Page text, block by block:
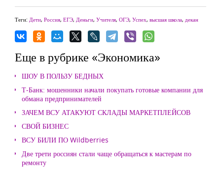
Теги: Дети, Россия, ЕГЭ, Деньги, Учителя, ОГЭ, Успех, высшая школа, декан
Еще в рубрике «Экономика»
ШОУ В ПОЛЬЗУ БЕДНЫХ
Т-Банк: мошенники начали покупать готовые компании для
обмана предпринимателей
ЗАЧЕМ ВСУ АТАКУЮТ СКЛАДЫ МАРКЕТПЛЕЙСОВ
СВОЙ БИЗНЕС
ВСУ БИЛИ ПО Wildberries
Две трети россиян стали чаще обращаться к мастерам по
ремонту